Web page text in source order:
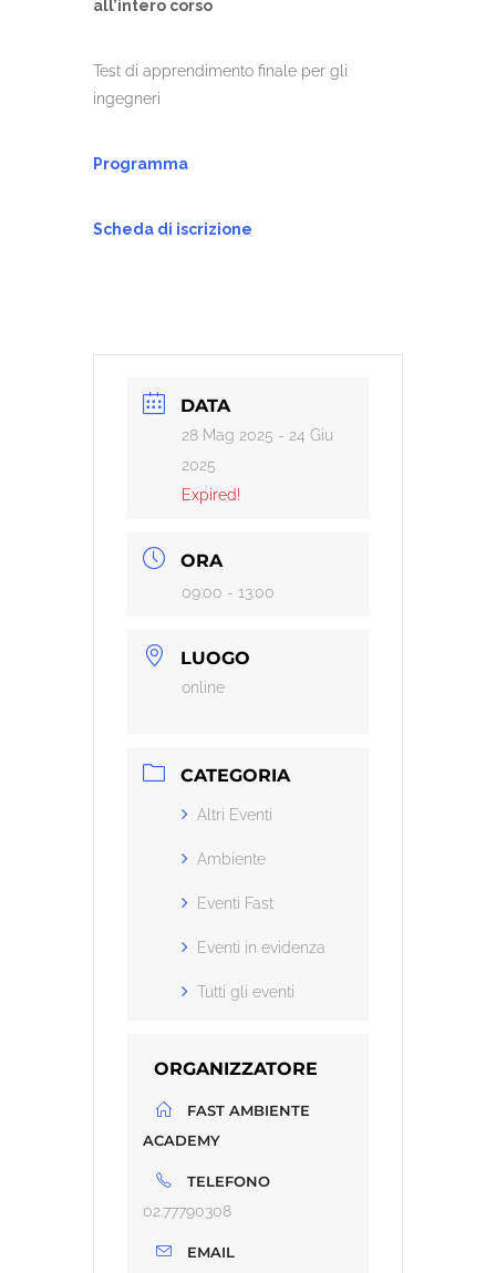
all’intero corso
Test di apprendimento finale per gli
ingegneri
Programma
Scheda di iscrizione
DATA
28 Mag 2025 - 24 Giu
2025
Expired!
ORA
09:00 - 13:00
LUOGO
online
CATEGORIA
Altri Eventi
Ambiente
Eventi Fast
Eventi in evidenza
Tutti gli eventi
ORGANIZZATORE
FAST AMBIENTE
ACADEMY
TELEFONO
02.77790308
EMAIL